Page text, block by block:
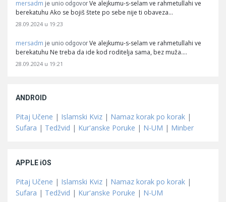
mersadm je unio odgovor Ve alejkumu-s-selam ve rahmetullahi ve
berekatuhu Ako se bojiš štete po sebe nije ti obaveza…
28.09.2024 u 19:23
mersadm je unio odgovor Ve alejkumu-s-selam ve rahmetullahi ve
berekatuhu Ne treba da ide kod roditelja sama, bez muža.…
28.09.2024 u 19:21
ANDROID
Pitaj Učene | Islamski Kviz | Namaz korak po korak |
Sufara | Tedžvid | Kur'anske Poruke | N-UM | Minber
APPLE iOS
Pitaj Učene | Islamski Kviz | Namaz korak po korak |
Sufara | Tedžvid | Kur'anske Poruke | N-UM